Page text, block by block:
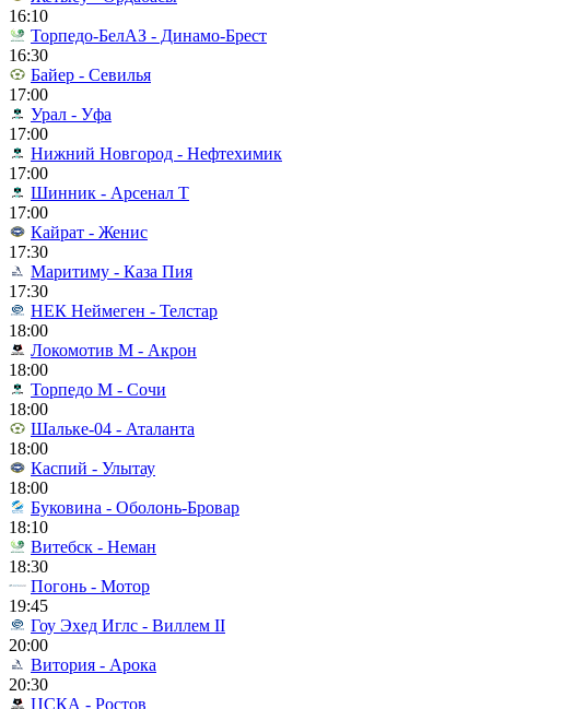
16:10
Торпедо-БелАЗ - Динамо-Брест
16:30
Байер - Севилья
17:00
Урал - Уфа
17:00
Нижний Новгород - Нефтехимик
17:00
Шинник - Арсенал Т
17:00
Кайрат - Женис
17:30
Маритиму - Каза Пия
17:30
НЕК Неймеген - Телстар
18:00
Локомотив М - Акрон
18:00
Торпедо М - Сочи
18:00
Шальке-04 - Аталанта
18:00
Каспий - Улытау
18:00
Буковина - Оболонь-Бровар
18:10
Витебск - Неман
18:30
Погонь - Мотор
19:45
Гоу Эхед Иглс - Виллем II
20:00
Витория - Арока
20:30
ЦСКА - Ростов